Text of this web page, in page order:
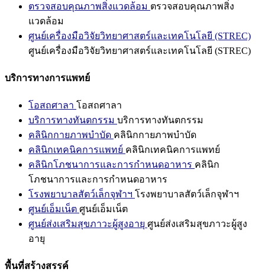
ตรวจสอบคุณภาพสิ่งแวดล้อม ตรวจสอบคุณภาพสิ่ง
แวดล้อม
ศูนย์เครื่องมือวิจัยวิทยาศาสตร์และเทคโนโลยี (STREC)
ศูนย์เครื่องมือวิจัยวิทยาศาสตร์และเทคโนโลยี (STREC)
บริการทางการแพทย์
โอสถศาลา โอสถศาลา
บริการทางทันตกรรม บริการทางทันตกรรม
คลินิกกายภาพบำบัด คลินิกกายภาพบำบัด
คลินิกเทคนิคการแพทย์ คลินิกเทคนิคการแพทย์
คลินิกโภชนาการและการกำหนดอาหาร คลินิก
โภชนาการและการกำหนดอาหาร
โรงพยาบาลสัตว์เล็กจุฬาฯ โรงพยาบาลสัตว์เล็กจุฬาฯ
ศูนย์เอ็มเน็ต ศูนย์เอ็มเน็ต
ศูนย์ส่งเสริมสุขภาวะผู้สูงอายุ ศูนย์ส่งเสริมสุขภาวะผู้สูง
อายุ
พื้นที่สร้างสรรค์